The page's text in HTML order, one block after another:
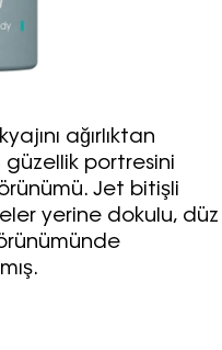
ağırlıktan
portresini
Jet bitişli
yerine dokulu, düz